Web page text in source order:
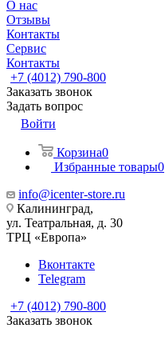
О нас
Отзывы
Контакты
Сервис
Контакты
+7 (4012) 790-800
Заказать звонок
Задать вопрос
Войти
Корзина0
Избранные товары0
info@icenter-store.ru
Калининград,
ул. Театральная, д. 30
ТРЦ «Европа»
Вконтакте
Telegram
+7 (4012) 790-800
Заказать звонок